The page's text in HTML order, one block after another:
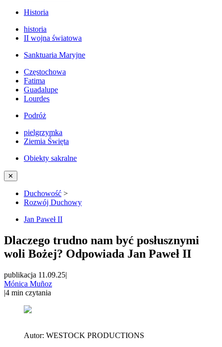
Historia
historia
II wojna światowa
Sanktuaria Maryjne
Częstochowa
Fatima
Guadalupe
Lourdes
Podróż
pielgrzymka
Ziemia Święta
Obiekty sakralne
✕
Duchowość >
Rozwój Duchowy
Jan Paweł II
Dlaczego trudno nam być posłusznymi
woli Bożej? Odpowiada Jan Paweł II
publikacja 11.09.25|
Mónica Muñoz
|4 min czytania
Autor: WESTOCK PRODUCTIONS